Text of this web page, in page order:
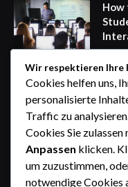
How
die
Wir respektieren Ihre
Cookies helfen uns,
personalisierte
Traffic zu
Cookies Sie zulassen
Anpassen klicken.
um zuzustimmen,
notwendige Cookies